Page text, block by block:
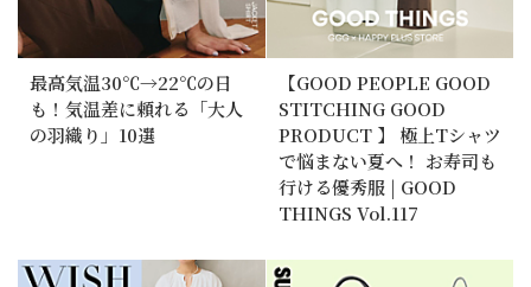
最高気温30℃→22℃の日
も！気温差に頼れる「大人
の羽織り」10選
【GOOD PEOPLE GOOD
STITCHING GOOD
PRODUCT 】 極上Tシャツ
で悩まない夏へ！ お寿司も
行ける優秀服 | GOOD
THINGS Vol.117